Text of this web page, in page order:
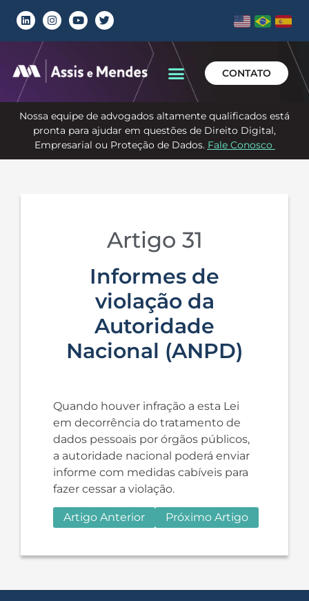
CONTATO
Nossa equipe de advogados altamente qualificados está
pronta para ajudar em questões de Direito Digital,
Empresarial ou Proteção de Dados. Fale Conosco
Artigo 31
Informes de
violação da
Autoridade
Nacional (ANPD)
Quando houver infração a esta Lei
em decorrência do tratamento de
dados pessoais por órgãos públicos,
a autoridade nacional poderá enviar
informe com medidas cabíveis para
fazer cessar a violação.
Artigo Anterior Próximo Artigo